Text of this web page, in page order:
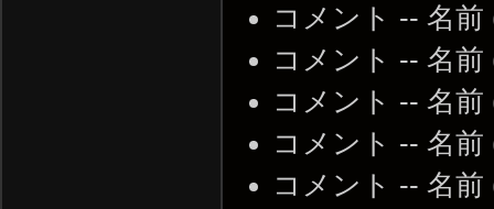
コメント -- 名前
コメント -- 名前
コメント -- 名前
コメント -- 名前
コメント -- 名前